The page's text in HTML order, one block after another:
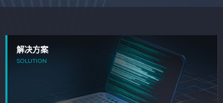
解决方案
SOLUTION